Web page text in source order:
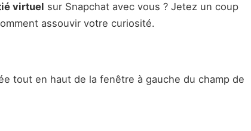
virtuel sur Snapchat avec vous ? Jetez un coup
assouvir votre curiosité.
tout en haut de la fenêtre à gauche du champ de